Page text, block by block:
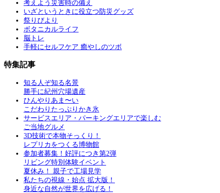
考えよう災害時の備え
いざというときに役立つ防災グッズ
祭りびより
ボタニカルライフ
脳トレ
手軽にセルフケア 癒やしのツボ
特集記事
知る人ぞ知る名景
勝手に紀州穴場遺産
ひんやりあま〜い
こだわりたっぷりかき氷
サービスエリア・パーキングエリアで楽しむ
ご当地グルメ
3D技術で本物そっくり！
レプリカをつくる博物館
参加者募集！好評につき第2弾
リビング特別体験イベント
夏休み！ 親子で工場見学
私たちの視線・始点 拡大版！
身近な自然が世界を広げる！